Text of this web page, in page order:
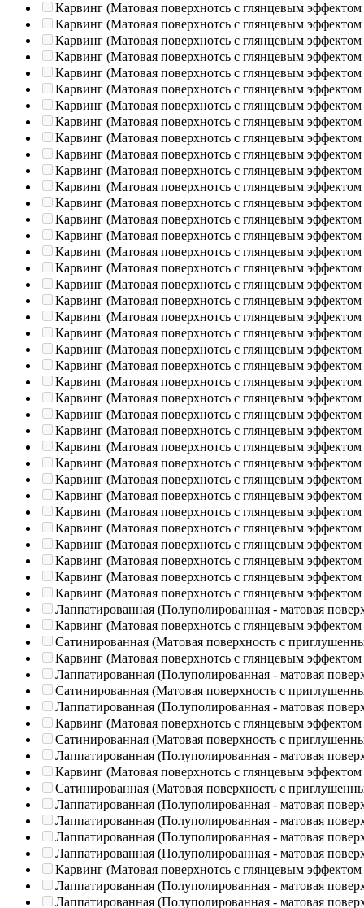
Карвинг (Матовая поверхнотсь с глянцевым эффектом
Карвинг (Матовая поверхнотсь с глянцевым эффектом
Карвинг (Матовая поверхнотсь с глянцевым эффектом
Карвинг (Матовая поверхнотсь с глянцевым эффектом
Карвинг (Матовая поверхнотсь с глянцевым эффектом
Карвинг (Матовая поверхнотсь с глянцевым эффектом
Карвинг (Матовая поверхнотсь с глянцевым эффектом
Карвинг (Матовая поверхнотсь с глянцевым эффектом
Карвинг (Матовая поверхнотсь с глянцевым эффектом
Карвинг (Матовая поверхнотсь с глянцевым эффектом
Карвинг (Матовая поверхнотсь с глянцевым эффектом
Карвинг (Матовая поверхнотсь с глянцевым эффектом
Карвинг (Матовая поверхнотсь с глянцевым эффектом
Карвинг (Матовая поверхнотсь с глянцевым эффектом
Карвинг (Матовая поверхнотсь с глянцевым эффектом
Карвинг (Матовая поверхнотсь с глянцевым эффектом
Карвинг (Матовая поверхнотсь с глянцевым эффектом
Карвинг (Матовая поверхнотсь с глянцевым эффектом
Карвинг (Матовая поверхнотсь с глянцевым эффектом
Карвинг (Матовая поверхнотсь с глянцевым эффектом
Карвинг (Матовая поверхнотсь с глянцевым эффектом
Карвинг (Матовая поверхнотсь с глянцевым эффектом
Карвинг (Матовая поверхнотсь с глянцевым эффектом
Карвинг (Матовая поверхнотсь с глянцевым эффектом
Карвинг (Матовая поверхнотсь с глянцевым эффектом
Карвинг (Матовая поверхнотсь с глянцевым эффектом
Карвинг (Матовая поверхнотсь с глянцевым эффектом
Карвинг (Матовая поверхнотсь с глянцевым эффектом
Карвинг (Матовая поверхнотсь с глянцевым эффектом
Карвинг (Матовая поверхнотсь с глянцевым эффектом
Карвинг (Матовая поверхнотсь с глянцевым эффектом
Карвинг (Матовая поверхнотсь с глянцевым эффектом
Карвинг (Матовая поверхнотсь с глянцевым эффектом
Карвинг (Матовая поверхнотсь с глянцевым эффектом
Карвинг (Матовая поверхнотсь с глянцевым эффектом
Карвинг (Матовая поверхнотсь с глянцевым эффектом
Карвинг (Матовая поверхнотсь с глянцевым эффектом
Лаппатированная (Полуполированная - матовая
Карвинг (Матовая поверхнотсь с глянцевым эффектом
Сатинированная (Матовая поверхность с
Карвинг (Матовая поверхнотсь с глянцевым эффектом
Лаппатированная (Полуполированная - матовая
Сатинированная (Матовая поверхность с
Лаппатированная (Полуполированная - матовая
Карвинг (Матовая поверхнотсь с глянцевым эффектом
Сатинированная (Матовая поверхность с
Лаппатированная (Полуполированная - матовая
Карвинг (Матовая поверхнотсь с глянцевым эффектом
Сатинированная (Матовая поверхность с
Лаппатированная (Полуполированная - матовая
Лаппатированная (Полуполированная - матовая
Лаппатированная (Полуполированная - матовая
Лаппатированная (Полуполированная - матовая
Карвинг (Матовая поверхнотсь с глянцевым эффектом
Лаппатированная (Полуполированная - матовая
Лаппатированная (Полуполированная - матовая